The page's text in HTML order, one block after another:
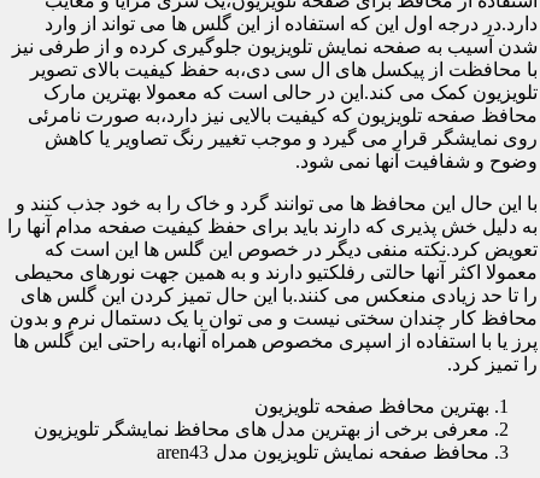
دارد.در درجه اول این که استفاده از این گلس ها می تواند از وارد
شدن آسیب به صفحه نمایش تلویزیون جلوگیری کرده و از طرفی نیز
با محافظت از پیکسل های ال سی دی،به حفظ کیفیت بالای تصویر
تلویزیون کمک می کند.این در حالی است که معمولا بهترین مارک
محافظ صفحه تلویزیون که کیفیت بالایی نیز دارد،به صورت نامرئی
روی نمایشگر قرار می گیرد و موجب تغییر رنگ تصاویر یا کاهش
وضوح و شفافیت آنها نمی شود.
با این حال این محافظ ها می توانند گرد و خاک را به خود جذب کنند و
به دلیل خش پذیری که دارند باید برای حفظ کیفیت صفحه مدام آنها را
تعویض کرد.نکته منفی دیگر در خصوص این گلس ها این است که
معمولا اکثر آنها حالتی رفلکتیو دارند و به همین جهت نورهای محیطی
را تا حد زیادی منعکس می کنند.با این حال تمیز کردن این گلس های
محافظ کار چندان سختی نیست و می توان با یک دستمال نرم و بدون
پرز یا با استفاده از اسپری مخصوص همراه آنها،به راحتی این گلس ها
را تمیز کرد.
بهترین محافظ صفحه تلویزیون
معرفی برخی از بهترین مدل های محافظ نمایشگر تلویزیون
محافظ صفحه نمایش تلویزیون مدل aren43